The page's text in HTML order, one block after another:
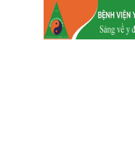
Xã Trịnh Tường
Xã Bản Xèo